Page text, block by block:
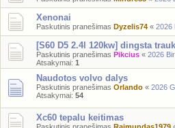
Xenonai
Paskutinis pranešimas Dyzelis74 « 2026
[S60 D5 2.4l 120kw] dingsta
Paskutinis pranešimas Pikcius « 2026
Atsakymai: 1
Naudotos volvo dalys
Paskutinis pranešimas Orlando « 2026
Atsakymai: 54
Xc60 tepalu keitimas